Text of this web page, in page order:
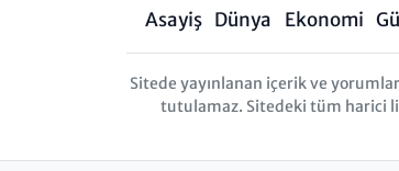
Asayiş Dünya Ekonomi
Sitede yayınlanan içerik ve
tutulamaz. Sitedeki tüm harici